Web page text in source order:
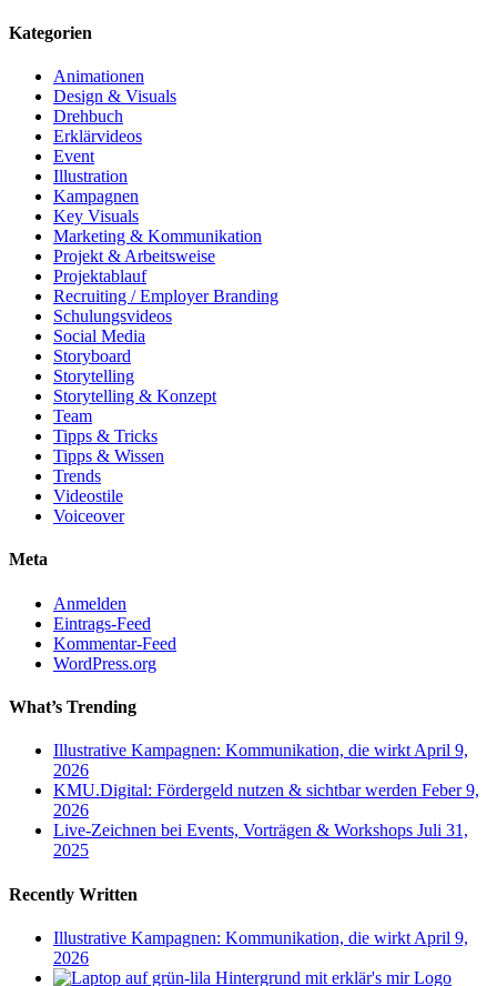
Kategorien
Animationen
Design & Visuals
Drehbuch
Erklärvideos
Event
Illustration
Kampagnen
Key Visuals
Marketing & Kommunikation
Projekt & Arbeitsweise
Projektablauf
Recruiting / Employer Branding
Schulungsvideos
Social Media
Storyboard
Storytelling
Storytelling & Konzept
Team
Tipps & Tricks
Tipps & Wissen
Trends
Videostile
Voiceover
Meta
Anmelden
Eintrags-Feed
Kommentar-Feed
WordPress.org
What’s Trending
Illustrative Kampagnen: Kommunikation, die wirkt April 9,
2026
KMU.Digital: Fördergeld nutzen & sichtbar werden Feber 9,
2026
Live-Zeichnen bei Events, Vorträgen & Workshops Juli 31,
2025
Recently Written
Illustrative Kampagnen: Kommunikation, die wirkt April 9,
2026